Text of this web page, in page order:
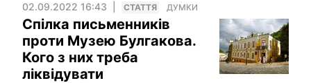
02.09.2022 16:43 СТАТТЯ ДУМКИ
Спілка письменників
проти Музею Булгакова.
Кого з них треба
ліквідувати